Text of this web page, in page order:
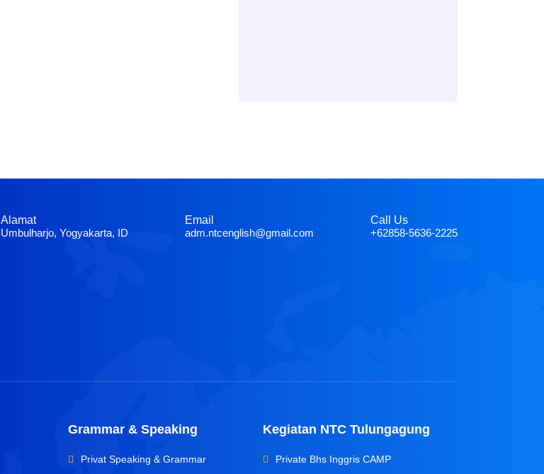
Alamat
Umbulharjo, Yogyakarta, ID
Email
adm.ntcenglish@gmail.com
Call Us
+62858-5636-2225
Grammar & Speaking
Privat Speaking & Grammar
Kegiatan NTC Tulungagung
Private Bhs Inggris CAMP